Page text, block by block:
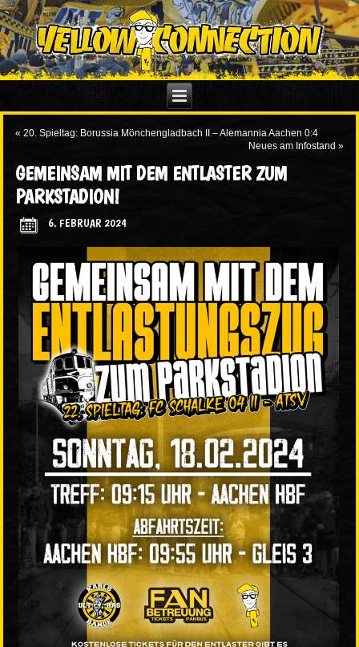
«20. Spieltag: Borussia Mönchengladbach II – Alemannia Aachen 0:4
Neues am Infostand »
GEMEINSAM MIT DEM ENTLASTER ZUM
PARKSTADION!
6. FEBRUAR 2024